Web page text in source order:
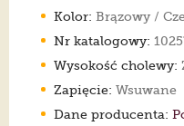
Kolor: Brązowy /
Nr katalogowy:
Wysokość cholewy:
Zapięcie: Wsuwane
Dane producenta: